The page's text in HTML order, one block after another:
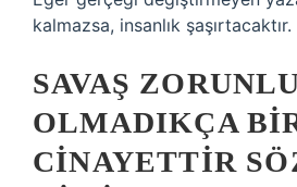
kalmazsa, insanlık şaşırtacaktır.
SAVAŞ
OLMADIKÇA
CINAYETTIR